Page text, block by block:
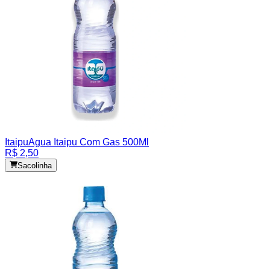
ItaipuAgua Itaipu Com Gas 500Ml
R$ 2,50
Sacolinha